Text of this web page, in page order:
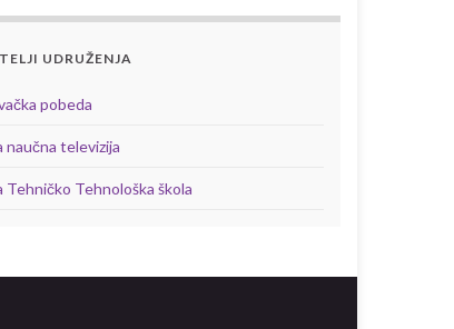
UDRUŽENJA
pobeda
naučna televizija
Tehničko Tehnološka škola